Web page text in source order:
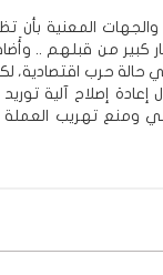
المعنية بأن
كبير من قبلهم ..
حالة حرب اقتصادية،
إصلاح آلية توريد
ومنع تهريب